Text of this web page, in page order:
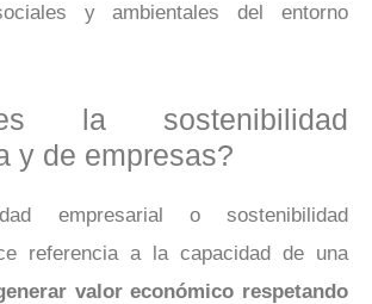
y ambientales del entorno
la sostenibilidad
y de empresas?
empresarial o sostenibilidad
referencia a la capacidad de una
valor económico respetando